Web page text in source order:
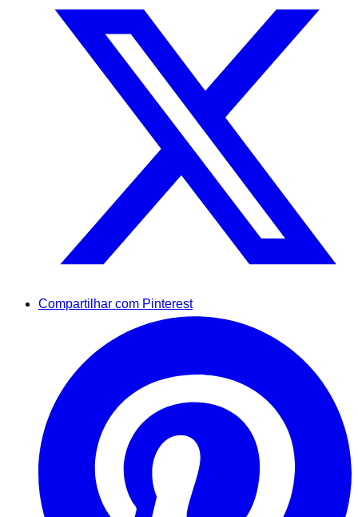
Compartilhar com Pinterest